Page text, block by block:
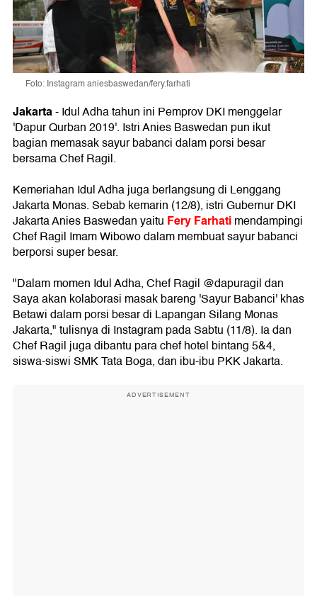
Foto: Instagram aniesbaswedan/fery.farhati
Jakarta- Idul Adha tahun ini Pemprov DKI menggelar
'Dapur Qurban 2019'. Istri Anies Baswedan pun ikut
bagian memasak sayur babanci dalam porsi besar
bersama Chef Ragil.
Kemeriahan Idul Adha juga berlangsung di Lenggang
Jakarta Monas. Sebab kemarin (12/8), istri Gubernur DKI
Jakarta Anies Baswedan yaitu Fery Farhatimendampingi
Chef Ragil Imam Wibowo dalam membuat sayur babanci
berporsi super besar.
"Dalam momen Idul Adha, Chef Ragil @dapuragil dan
Saya akan kolaborasi masak bareng 'Sayur Babanci' khas
Betawi dalam porsi besar di Lapangan Silang Monas
Jakarta," tulisnya di Instagram pada Sabtu (11/8). Ia dan
Chef Ragil juga dibantu para chef hotel bintang 5&4,
siswa-siswi SMK Tata Boga, dan ibu-ibu PKK Jakarta.
ADVERTISEMENT